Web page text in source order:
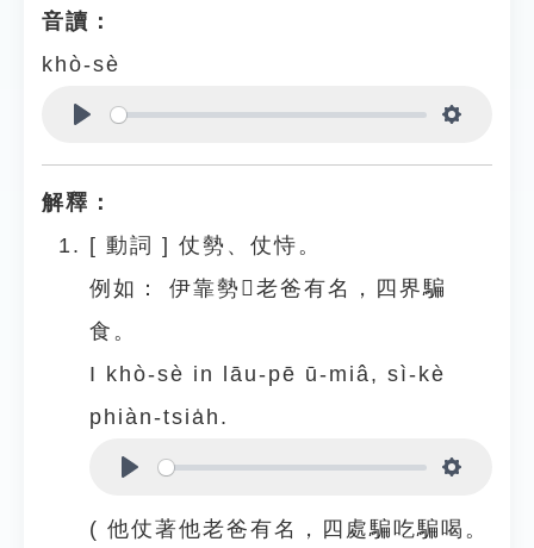
音讀：
khò-sè
解釋：
[ 動詞 ] 仗勢、仗恃。
例如：
伊靠勢𪜶老爸有名，四界騙
食。
I khò-sè in lāu-pē ū-miâ, sì-kè
phiàn-tsia̍h.
( 他仗著他老爸有名，四處騙吃騙喝。